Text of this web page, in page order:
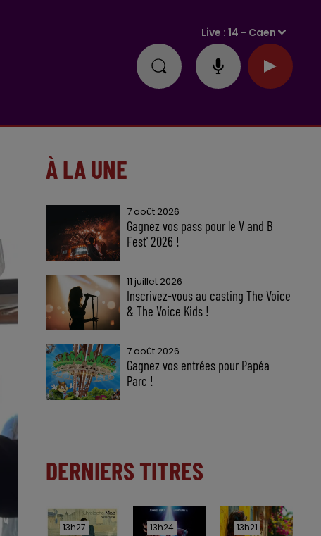
Live :14 - Caen
À LA UNE
7 août 2026
Gagnez vos pass pour le V and B
Fest' 2026 !
11 juillet 2026
Inscrivez-vous au casting The Voice
& The Voice Kids !
7 août 2026
Gagnez vos entrées pour Papéa
Parc !
DERNIERS TITRES
13h27
13h27 13h24
13h24 13h21
13h21